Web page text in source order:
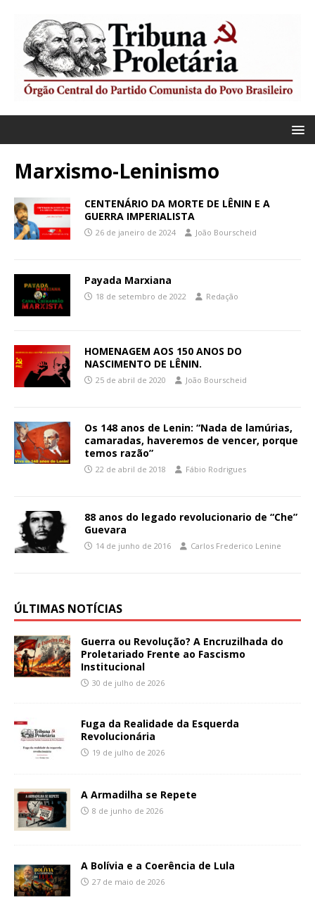
Marxismo-Leninismo
CENTENÁRIO DA MORTE DE LÊNIN E A
GUERRA IMPERIALISTA
26 de janeiro de 2024 João Bourscheid
Payada Marxiana
18 de setembro de 2022 Redação
HOMENAGEM AOS 150 ANOS DO
NASCIMENTO DE LÊNIN.
25 de abril de 2020 João Bourscheid
Os 148 anos de Lenin: “Nada de lamúrias,
camaradas, haveremos de vencer, porque
temos razão”
22 de abril de 2018 Fábio Rodrigues
88 anos do legado revolucionario de “Che”
Guevara
14 de junho de 2016 Carlos Frederico Lenine
ÚLTIMAS NOTÍCIAS
Guerra ou Revolução? A Encruzilhada do
Proletariado Frente ao Fascismo
Institucional
30 de julho de 2026
Fuga da Realidade da Esquerda
Revolucionária
19 de julho de 2026
A Armadilha se Repete
8 de junho de 2026
A Bolívia e a Coerência de Lula
27 de maio de 2026